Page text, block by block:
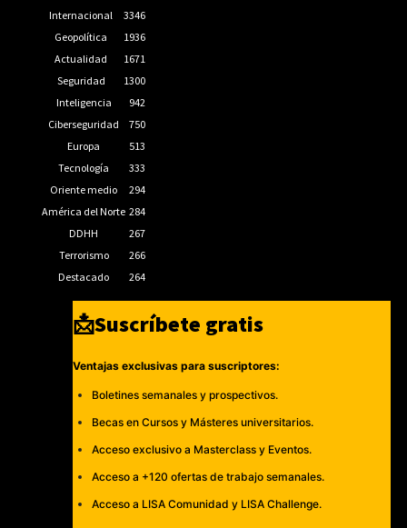
Internacional
3346
Geopolítica
1936
Actualidad
1671
Seguridad
1300
Inteligencia
942
Ciberseguridad
750
Europa
513
Tecnología
333
Oriente medio
294
América del Norte 284
DDHH
267
Terrorismo
266
Destacado
264
📩Suscríbete gratis
Ventajas exclusivas para suscriptores:
Boletines semanales y prospectivos.
Becas en Cursos y Másteres universitarios.
Acceso exclusivo a Masterclass y Eventos.
Acceso a +120 ofertas de trabajo semanales.
Acceso a LISA Comunidad y LISA Challenge.